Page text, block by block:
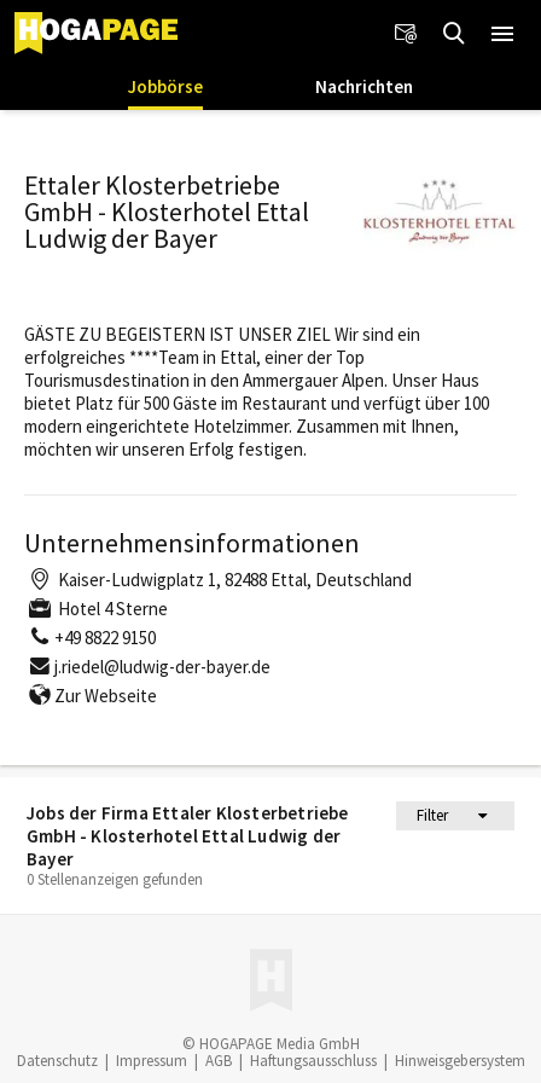
Jobbörse Nachrichten
Jobs der Firma Ettaler Klosterbetriebe
GmbH - Klosterhotel Ettal Ludwig der
Bayer
Filter
0 Stellenanzeigen gefunden
Ettaler Klosterbetriebe
GmbH - Klosterhotel Ettal
Ludwig der Bayer
GÄSTE ZU BEGEISTERN IST UNSER ZIEL Wir sind ein
erfolgreiches ****Team in Ettal, einer der Top
Tourismusdestination in den Ammergauer Alpen. Unser Haus
bietet Platz für 500 Gäste im Restaurant und verfügt über 100
modern eingerichtete Hotelzimmer. Zusammen mit Ihnen,
möchten wir unseren Erfolg festigen.
Unternehmensinformationen
Kaiser-Ludwigplatz 1, 82488 Ettal, Deutschland
Hotel 4 Sterne
+49 8822 9150
j.riedel@ludwig-der-bayer.de
Zur Webseite
© HOGAPAGE Media GmbH
Datenschutz | Impressum | AGB | Haftungsausschluss | Hinweisgebersystem